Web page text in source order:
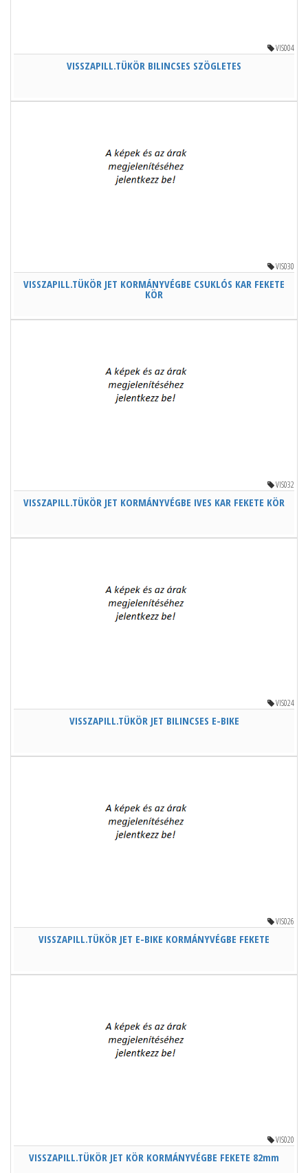
VIS004
VISSZAPILL.TÜKÖR BILINCSES SZÖGLETES
VIS030
VISSZAPILL.TÜKÖR JET KORMÁNYVÉGBE CSUKLÓS KAR FEKETE
KÖR
VIS032
VISSZAPILL.TÜKÖR JET KORMÁNYVÉGBE IVES KAR FEKETE KÖR
VIS024
VISSZAPILL.TÜKÖR JET BILINCSES E-BIKE
VIS026
VISSZAPILL.TÜKÖR JET E-BIKE KORMÁNYVÉGBE FEKETE
VIS020
VISSZAPILL.TÜKÖR JET KÖR KORMÁNYVÉGBE FEKETE 82mm